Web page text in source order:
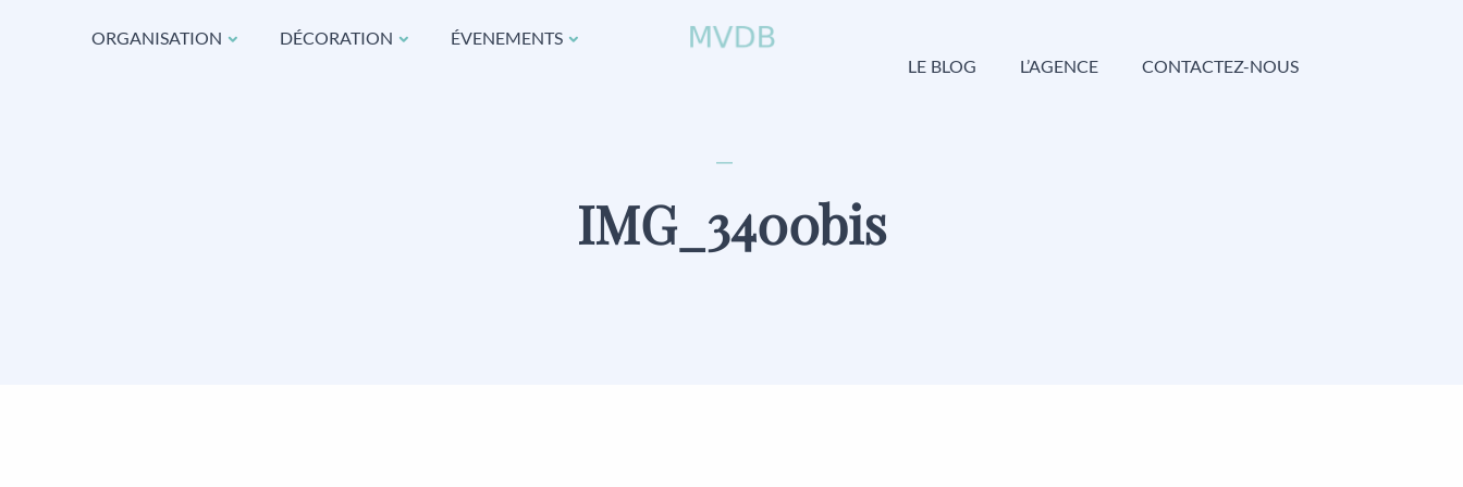
ORGANISATION DÉCORATION
ÉVENEMENTS
LE BLOG
L’AGENCE CONTACTEZ-NOUS
IMG_3400bis